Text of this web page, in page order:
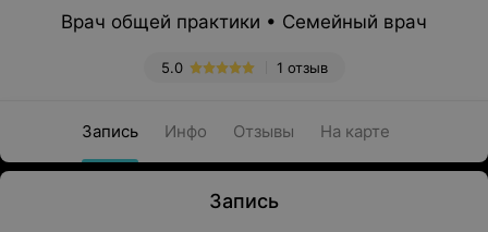
Врач общей практики • Семейный врач
1 отзыв
5.0
Запись Инфо Отзывы На карте
Запись